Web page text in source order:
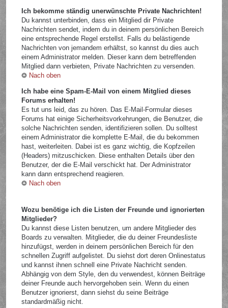
Ich bekomme ständig unerwünschte Private Nachrichten!
Du kannst unterbinden, dass ein Mitglied dir Private
Nachrichten sendet, indem du in deinem persönlichen Bereich
eine entsprechende Regel erstellst. Falls du belästigende
Nachrichten von jemandem erhältst, so kannst du dies auch
einem Administrator melden. Dieser kann dem betreffenden
Mitglied dann verbieten, Private Nachrichten zu versenden.
Nach oben
Ich habe eine Spam-E-Mail von einem Mitglied dieses
Forums erhalten!
Es tut uns leid, das zu hören. Das E-Mail-Formular dieses
Forums hat einige Sicherheitsvorkehrungen, die Benutzer, die
solche Nachrichten senden, identifizieren sollen. Du solltest
einem Administrator die komplette E-Mail, die du bekommen
hast, weiterleiten. Dabei ist es ganz wichtig, die Kopfzeilen
(Headers) mitzuschicken. Diese enthalten Details über den
Benutzer, der die E-Mail verschickt hat. Der Administrator
kann dann entsprechend reagieren.
Nach oben
Wozu benötige ich die Listen der Freunde und ignorierten
Mitglieder?
Du kannst diese Listen benutzen, um andere Mitglieder des
Boards zu verwalten. Mitglieder, die du deiner Freundesliste
hinzufügst, werden in deinem persönlichen Bereich für den
schnellen Zugriff aufgelistet. Du siehst dort deren Onlinestatus
und kannst ihnen schnell eine Private Nachricht senden.
Abhängig von dem Style, den du verwendest, können Beiträge
deiner Freunde auch hervorgehoben sein. Wenn du einen
Benutzer ignorierst, dann siehst du seine Beiträge
standardmäßig nicht.